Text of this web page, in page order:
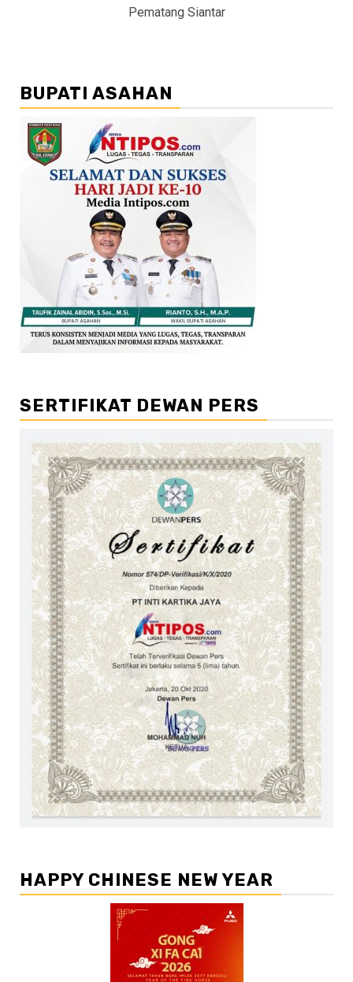
Pematang Siantar
BUPATI ASAHAN
SERTIFIKAT DEWAN PERS
HAPPY CHINESE NEW YEAR